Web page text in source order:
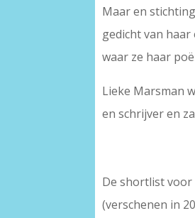
Maar en
gedicht van
waar ze haar
Lieke Marsman
en schrijver en
De shortlist voor
(verschenen in